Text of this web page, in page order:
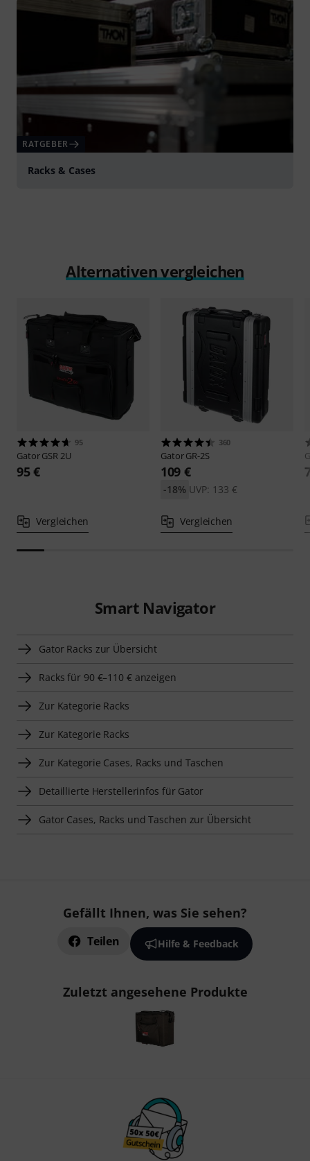
RATGEBER
Racks & Cases
Alternativen vergleichen
95
GatorGSR 2U
95 €
Vergleichen
360
GatorGR-2S
109 €
UVP: 133 €
-18%
Vergleichen
Smart Navigator
Gator Racks zur Übersicht
Racks für 90 €–110 € anzeigen
Zur Kategorie Racks
Zur Kategorie Racks
Zur Kategorie Cases, Racks und Taschen
Detaillierte Herstellerinfos für Gator
Gator Cases, Racks und Taschen zur Übersicht
Gefällt Ihnen, was Sie sehen?
Teilen Hilfe & Feedback
Zuletzt angesehene Produkte